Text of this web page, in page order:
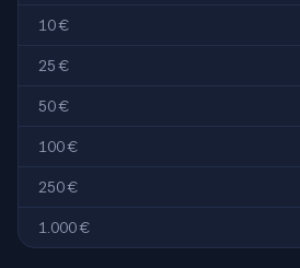
10 €
25 €
50 €
100 €
250 €
1.000 €